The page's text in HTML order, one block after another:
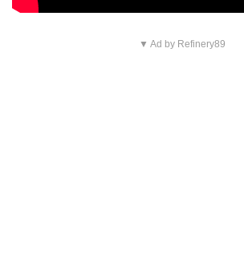
▼ Ad by Refinery89